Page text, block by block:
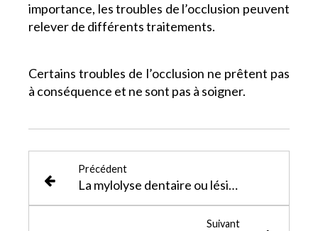
importance, les troubles de l’occlusion peuvent
relever de différents traitements.
Certains troubles de l’occlusion ne prêtent pas
à conséquence et ne sont pas à soigner.
Précédent
La mylolyse dentaire ou lésion cervicale d'usure
Suivant